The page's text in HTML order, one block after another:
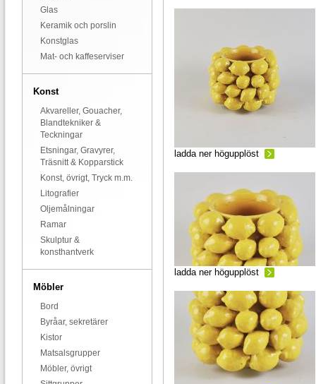
Glas
Keramik och porslin
Konstglas
Mat- och kaffeserviser
Konst
Akvareller, Gouacher,
Blandtekniker &
Teckningar
Etsningar, Gravyrer,
Träsnitt & Kopparstick
Konst, övrigt, Tryck m.m.
Litografier
Oljemålningar
Ramar
Skulptur &
konsthantverk
Möbler
Bord
Byråar, sekretärer
Kistor
Matsalsgrupper
Möbler, övrigt
ladda ner högupplöst
ladda ner högupplöst